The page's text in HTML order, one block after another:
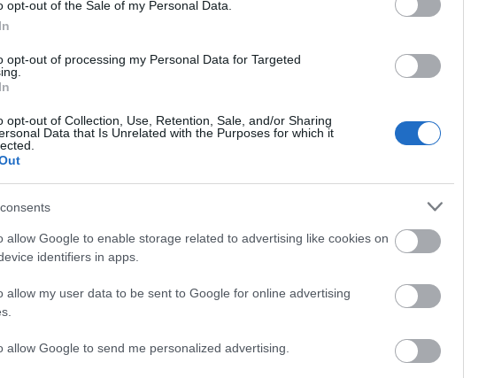
opt-out of the Sale of my Personal Data.
opt-out of processing my Personal Data for Targeted
opt-out of Collection, Use, Retention, Sale, and/or Sharing
Data that Is Unrelated with the Purposes for which it
allow Google to enable storage related to advertising like cookies on
identifiers in apps.
allow my user data to be sent to Google for online advertising
allow Google to send me personalized advertising.
a szászcsávási motívumai elevenednek meg. Az
míg a sámánok a moldvai figurákat járják.
tánc lépései valamint a román kaluser, a
illetve a vajdaszentiványi forgatós elemei is.